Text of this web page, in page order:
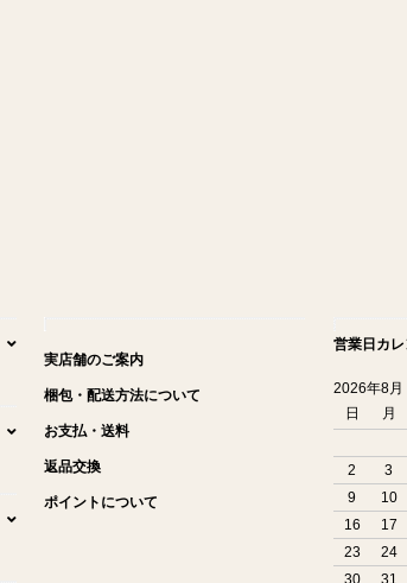
実店舗のご案内
梱包・配送方法について
お支払・送料
返品交換
ポイントについて
営業日カ
2026年8月
日
月
2
3
9
10
16
17
23
24
30
31